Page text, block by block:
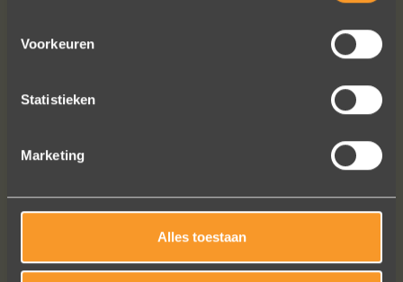
Voorkeuren
Statistieken
Marketing
Alles toestaan